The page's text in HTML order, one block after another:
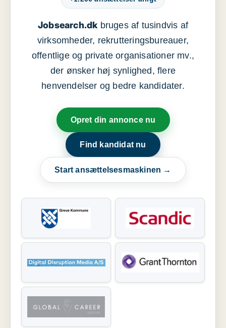
Jobsearch.dkbruges af tusindvis af
virksomheder, rekrutteringsbureauer,
offentlige og private organisationer mv.,
der ønsker høj synlighed, flere
henvendelser og bedre kandidater.
Opret din annonce nu
Find kandidat nu
Start ansættelsesmaskinen →